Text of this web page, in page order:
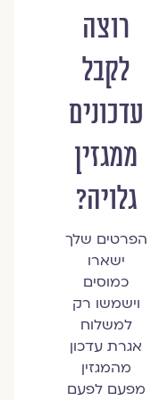
רוצה
לקבל
עדכונים
ממגזין
גלויה?
הפרטים שלך
ישארו
כמוסים
וישמשו רק
למשלוח
אגרת עדכון
מהמגזין
מפעם לפעם